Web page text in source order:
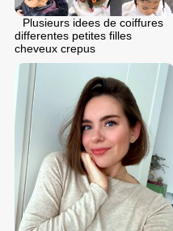
Plusieurs idees de coiffures
differentes petites filles
cheveux crepus